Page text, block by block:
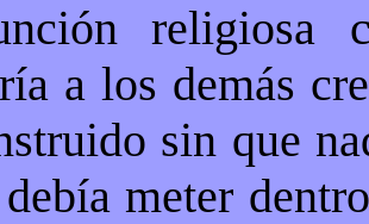
religiosa
a los demás
sin que
meter